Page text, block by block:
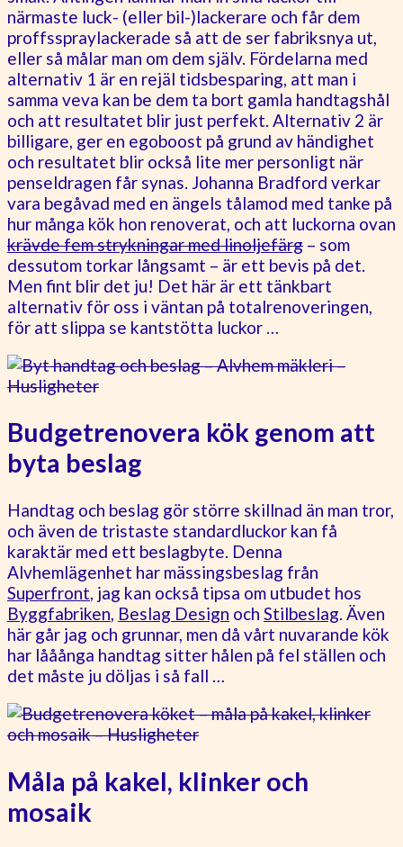
närmaste luck- (eller bil-)lackerare och får dem
proffsspraylackerade så att de ser fabriksnya ut,
eller så målar man om dem själv. Fördelarna med
alternativ 1 är en rejäl tidsbesparing, att man i
samma veva kan be dem ta bort gamla handtagshål
och att resultatet blir just perfekt. Alternativ 2 är
billigare, ger en egoboost på grund av händighet
och resultatet blir också lite mer personligt när
penseldragen får synas. Johanna Bradford verkar
vara begåvad med en ängels tålamod med tanke på
hur många kök hon renoverat, och att luckorna ovan
krävde fem strykningar med linoljefärg – som
dessutom torkar långsamt – är ett bevis på det.
Men fint blir det ju! Det här är ett tänkbart
alternativ för oss i väntan på totalrenoveringen,
för att slippa se kantstötta luckor …
Budgetrenovera kök genom att
byta beslag
Handtag och beslag gör större skillnad än man tror,
och även de tristaste standardluckor kan få
karaktär med ett beslagbyte. Denna
Alvhemlägenhet har mässingsbeslag från
Superfront, jag kan också tipsa om utbudet hos
Byggfabriken, Beslag Design och Stilbeslag. Även
här går jag och grunnar, men då vårt nuvarande kök
har lååånga handtag sitter hålen på fel ställen och
det måste ju döljas i så fall …
Måla på kakel, klinker och
mosaik